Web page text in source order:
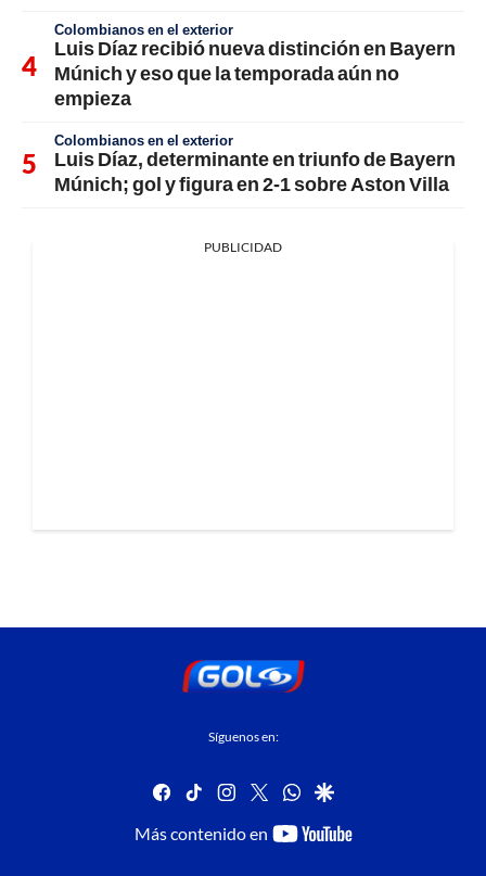
Colombianos en el exterior
Luis Díaz recibió nueva distinción en Bayern
Múnich y eso que la temporada aún no
empieza
Colombianos en el exterior
Luis Díaz, determinante en triunfo de Bayern
Múnich; gol y figura en 2-1 sobre Aston Villa
PUBLICIDAD
Síguenos en:
facebook
tiktok instagram
twitterwhatsapp
google
Más contenido en
youtube-